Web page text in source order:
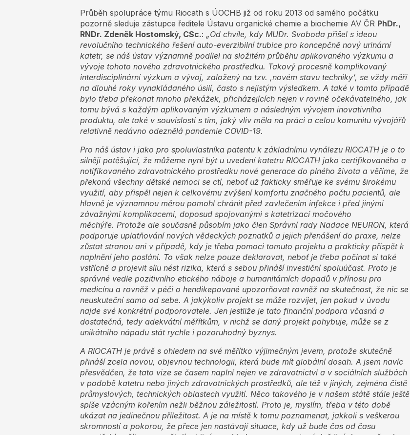
Průběh spolupráce týmu Riocath s ÚOCHB již od roku 2013 od samého počátku
pozorně sleduje zástupce ředitele Ústavu organické chemie a biochemie AV ČR PhDr.,
RNDr. Zdeněk Hostomský, CSc.: „Od chvíle, kdy MUDr. Svoboda přišel s ideou
revolučního technického řešení auto-everzibilní trubice pro koncepčně nový urinární
katetr, se náš ústav významně podílel na složitém průběhu aplikovaného výzkumu a
vývoje tohoto nového zdravotnického prostředku. Takový procesně komplikovaný
interdisciplinární výzkum a vývoj, založený na tzv. ,novém stavu techniky‘, se vždy měří
na dlouhé roky vynakládaného úsilí, často s nejistým výsledkem. A také v tomto případě
bylo třeba překonat mnoho překážek, přicházejících nejen v rovině očekávatelného, jak
tomu bývá s každým aplikovaným výzkumem a následným vývojem inovativního
produktu, ale také v souvislosti s tím, jaký vliv měla na práci a celou komunitu vývojářů
relativně nedávno odeznělá pandemie COVID-19.
Pro náš ústav i jako pro spoluvlastníka patentu k základnímu vynálezu RIOCATH je o to
silněji potěšující, že můžeme nyní být u uvedení katetru RIOCATH jako certifikovaného a
notifikovaného zdravotnického prostředku nové generace do plného života a věříme, že
překoná všechny dětské nemoci se ctí, neboť už fakticky směřuje ke svému širokému
využití, aby přispěl nejen k celkovému zvýšení komfortu značného počtu pacientů, ale
hlavně je významnou měrou pomohl chránit před zavlečením infekce i před jinými
závažnými komplikacemi, doposud spojovanými s katetrizací močového
měchýře. Protože ale současně působím jako člen Správní rady Nadace NEURON, která
podporuje uplatňování nových vědeckých poznatků a jejich přenášení do praxe, nelze
zůstat stranou ani v případě, kdy je třeba pomoci tomuto projektu a prakticky přispět k
naplnění jeho poslání. To však nelze pouze deklarovat, neboť je třeba počínat si také
vstřícně a projevit sílu nést rizika, která s sebou přináší investiční spoluúčast. Proto je
správné vedle pozitivního etického náboje a humanitárních dopadů v přínosu pro
medicínu a rovněž v péči o hendikepované upozorňovat rovněž na skutečnost, že nic se
neuskuteční samo od sebe. A jakýkoliv projekt se může rozvíjet, jen pokud v úvodu
najde své konkrétní podporovatele. Jen jestliže je tato finanční podpora včasná a
dostatečná, tedy adekvátní měřítkům, v nichž se daný projekt pohybuje, může se z
unikátního nápadu stát rychle i pozoruhodný byznys.
A RIOCATH je právě s ohledem na své měřítko výjimečným jevem, protože skutečně
přináší zcela novou, objevnou technologii, která bude mít globální dosah. A jsem navíc
přesvědčen, že tato vize se časem naplní nejen ve zdravotnictví a v sociálních službách
v podobě katetru nebo jiných zdravotnických prostředků, ale též v jiných, zejména čistě
průmyslových, technických oblastech využití. Něco takového je v našem státě stále ještě
spíše vzácným kořením nežli běžnou záležitostí. Proto je, myslím, třeba v této době
ukázat na jedinečnou příležitost. A je na místě k tomu poznamenat, jakkoli s veškerou
skromností a pokorou, že přece jen nastávají situace, kdy už bude čas od času